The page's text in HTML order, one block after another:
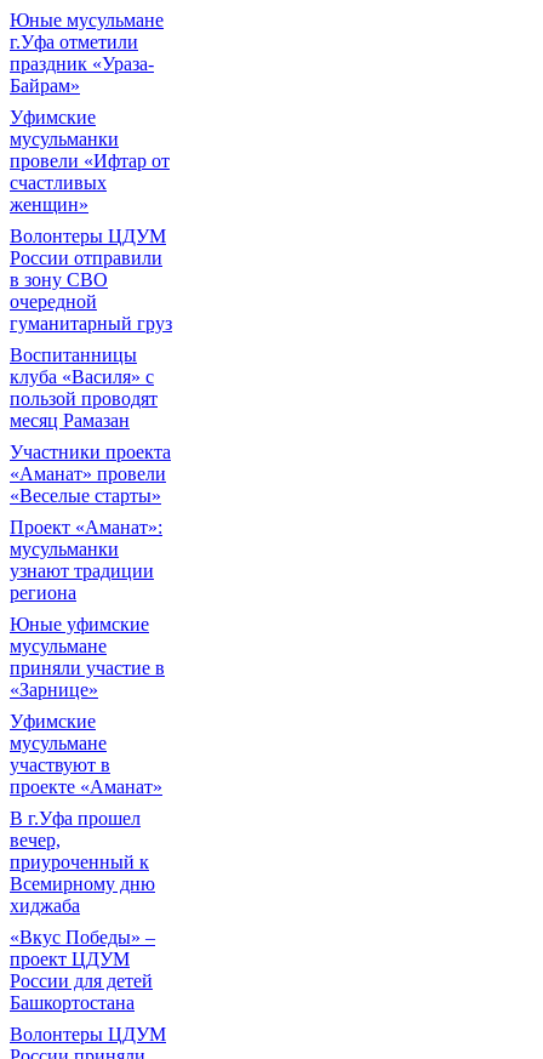
Юные мусульмане
г.Уфа отметили
праздник «Ураза-
Байрам»
Уфимские
мусульманки
провели «Ифтар от
счастливых
женщин»
Волонтеры ЦДУМ
России отправили
в зону СВО
очередной
гуманитарный груз
Воспитанницы
клуба «Василя» с
пользой проводят
месяц Рамазан
Участники проекта
«Аманат» провели
«Веселые старты»
Проект «Аманат»:
мусульманки
узнают традиции
региона
Юные уфимские
мусульмане
приняли участие в
«Зарнице»
Уфимские
мусульмане
участвуют в
проекте «Аманат»
В г.Уфа прошел
вечер,
приуроченный к
Всемирному дню
хиджаба
«Вкус Победы» –
проект ЦДУМ
России для детей
Башкортостана
Волонтеры ЦДУМ